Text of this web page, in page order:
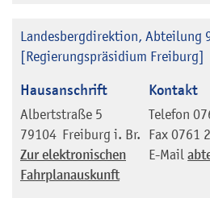
Landesbergdirektion, Abteilung
[Regierungspräsidium Freiburg]
Hausanschrift
Albertstraße 5
79104 Freiburg i. Br.
Zur elektronischen
Fahrplanauskunft
Kontakt
Telefon
Fax 0761
E-Mail